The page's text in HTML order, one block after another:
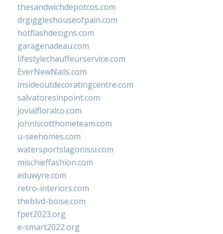
thesandwichdepotcos.com
drgiggleshouseofpain.com
hotflashdesigns.com
garagenadeau.com
lifestylechauffeurservice.com
EverNewNails.com
insideoutdecoratingcentre.com
salvatoresinpoint.com
jovialfloralco.com
johnlscotthometeam.com
u-seehomes.com
watersportslagonissi.com
mischieffashion.com
eduwyre.com
retro-interiors.com
theblvd-boise.com
fpet2023.org
e-smart2022.org